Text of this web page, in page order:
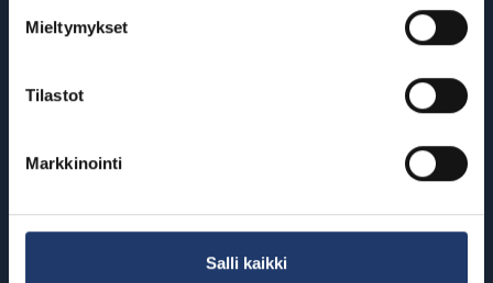
Mieltymykset
Tilastot
Markkinointi
Salli kaikki
Hämeenlinna
BioRex Pietarsaari